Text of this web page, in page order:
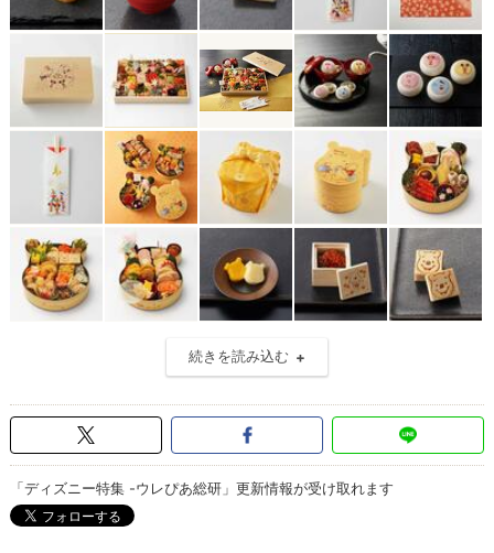
続きを読み込む
「ディズニー特集 -ウレぴあ総研」更新情報が受け取れます